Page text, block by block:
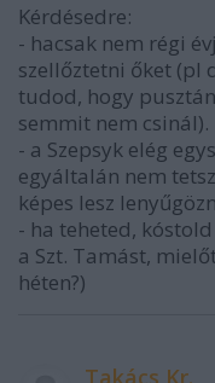
Kérdésedre:
- hacsak nem régi
szellőztetni őket (pl
tudod, hogy
semmit nem csinál).
- a Szepsyk elég
egyáltalán nem
képes lesz
- ha teheted,
a Szt. Tamást,
héten?)
Takács Kr.